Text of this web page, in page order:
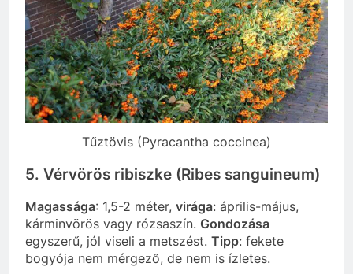
Tűztövis (Pyracantha coccinea)
5. Vérvörös ribiszke (Ribes sanguineum)
Magassága: 1,5-2 méter, virága: április-május,
kárminvörös vagy rózsaszín. Gondozása
egyszerű, jól viseli a metszést. Tipp: fekete
bogyója nem mérgező, de nem is ízletes.